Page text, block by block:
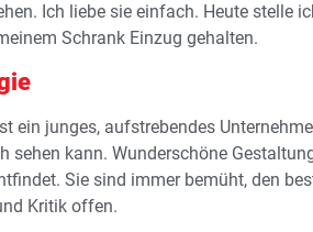
Ich liebe sie einfach. Heute stelle
Schrank Einzug gehalten.
ein junges, aufstrebendes
sehen kann. Wunderschöne
Sie sind immer bemüht, den
Kritik offen.